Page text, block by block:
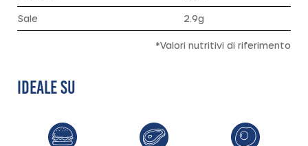
Sale 2.9g
*Valori nutritivi di riferimento
IDEALE SU